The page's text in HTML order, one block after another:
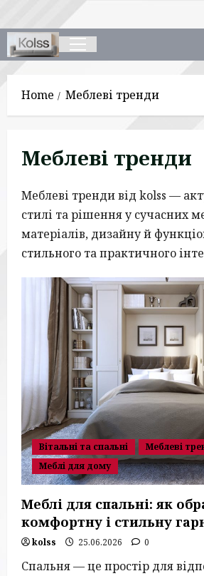
to
content
Primary
Home Меблеві тренди
Меблеві тренди
Меблеві тренди від kolss —
стилі та рішення у сучасних
матеріалів, дизайну й
стильного та практичного
Вітальні та спальні
Меблеві
Меблі для дому
Меблі для спальні: як
комфортну і стильну
kolss 25.06.2026 0
Спальня — це простір для